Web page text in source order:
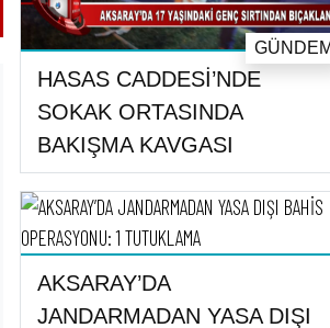
HASAS CADDESİ’NDE
SOKAK ORTASINDA
BAKIŞMA KAVGASI
GÜNDEM
AKSARAY’DA
JANDARMADAN YASA DIŞI